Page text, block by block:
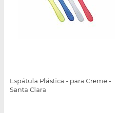
Espátula Plástica - para Creme -
Santa Clara